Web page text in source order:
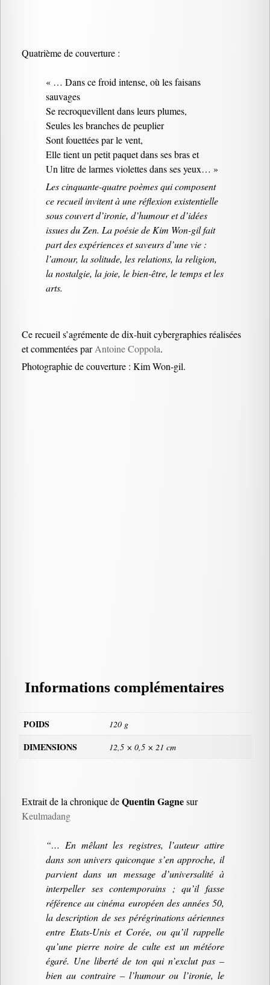
Quatrième de couverture :
« … Dans ce froid intense, où les faisans
sauvages
Se recroquevillent dans leurs plumes,
Seules les branches de peuplier
Sont fouettées par le vent,
Elle tient un petit paquet dans ses bras et
Un litre de larmes violettes dans ses yeux… »
Les cinquante-quatre poèmes qui composent
ce recueil invitent à une réflexion existentielle
sous couvert d’ironie, d’humour et d’idées
issues du Zen. La poésie de Kim Won-gil fait
part des expériences et saveurs d’une vie :
l’amour, la solitude, les relations, la religion,
la nostalgie, la joie, le bien-être, le temps et les
arts.
Ce recueil s’agrémente de dix-huit cybergraphies réalisées
et commentées parAntoine Coppola.
Photographie de couverture : Kim Won-gil.
Informations complémentaires
POIDS 120 g
DIMENSIONS 12,5 × 0,5 × 21 cm
Extrait de la chronique deQuentin Gagnesur
Keulmadang
“… En mêlant les registres, l’auteur attire
dans son univers quiconque s’en approche, il
parvient dans un message d’universalité à
interpeller ses contemporains ; qu’il fasse
référence au cinéma européen des années 50,
la description de ses pérégrinations aériennes
entre Etats-Unis et Corée, ou qu’il rappelle
qu’une pierre noire de culte est un météore
égaré. Une liberté de ton qui n’exclut pas –
bien au contraire – l’humour ou l’ironie, le